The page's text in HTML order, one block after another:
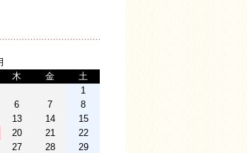
木 金
土
1
6 7
8
13 14
15
20 21
22
27 28
29